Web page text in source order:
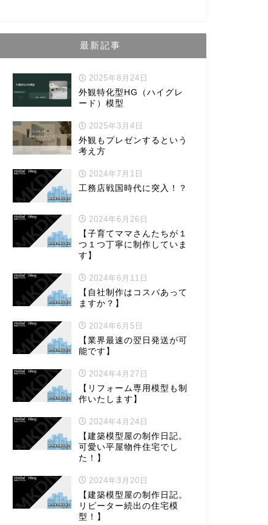
最新記事
2025年8月24日
外観特化型HG（ハイグレ
ード）模型
2025年3月4日
外観もプレゼンするという
考え方
2024年7月1日
工務店戦国時代に突入！？
2024年6月26日
【子育てママさんたちが１
つ１つ丁寧に制作していま
す】
2024年6月11日
【自社制作はコスパあって
ますか？】
2024年6月5日
【業界最速の翌日発送が可
能です】
2024年4月27日
【リフォーム専用模型も制
作いたします】
2024年4月24日
【建築模型屋の制作日記。
可愛い平屋物件住宅でし
た！】
2024年3月20日
【建築模型屋の制作日記。
リピーター続出の住宅模
型！】